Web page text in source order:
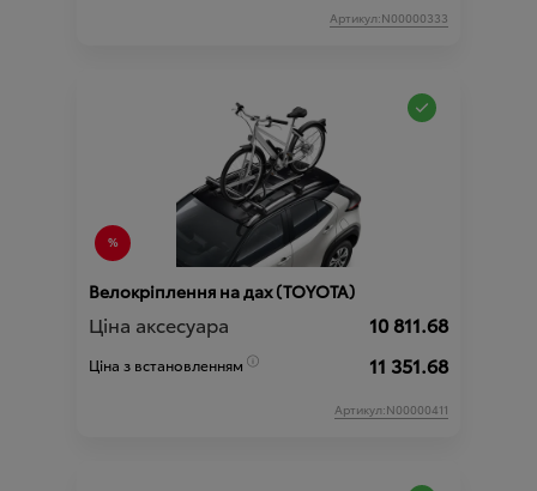
Артикул:N00000333
Велокріплення на дах (TOYOTA)
Ціна аксесуара 10 811.68
Ціна з встановленням 11 351.68
Артикул:N00000411